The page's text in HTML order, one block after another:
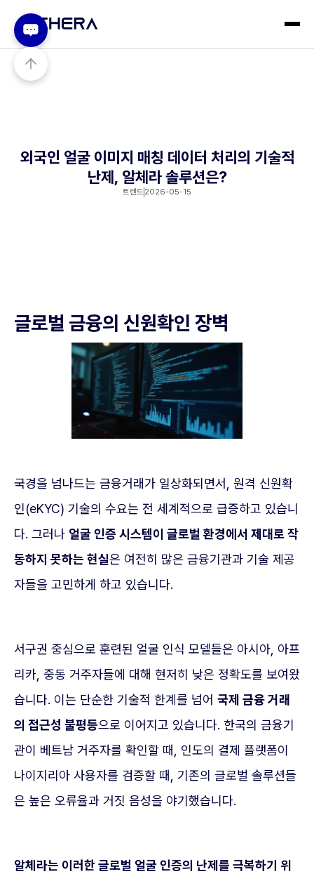
외국인 얼굴 이미지 매칭 데이터 처리의 기술적
난제, 알체라 솔루션은?
트렌드 2026-05-15
글로벌 금융의 신원확인 장벽
국경을 넘나드는 금융거래가 일상화되면서, 원격 신원확
인(eKYC) 기술의 수요는 전 세계적으로 급증하고 있습니
다. 그러나 얼굴 인증 시스템이 글로벌 환경에서 제대로 작
동하지 못하는 현실은 여전히 많은 금융기관과 기술 제공
자들을 고민하게 하고 있습니다.
서구권 중심으로 훈련된 얼굴 인식 모델들은 아시아, 아프
리카, 중동 거주자들에 대해 현저히 낮은 정확도를 보여왔
습니다. 이는 단순한 기술적 한계를 넘어 국제 금융 거래
의 접근성 불평등으로 이어지고 있습니다. 한국의 금융기
관이 베트남 거주자를 확인할 때, 인도의 결제 플랫폼이
나이지리아 사용자를 검증할 때, 기존의 글로벌 솔루션들
은 높은 오류율과 거짓 음성을 야기했습니다.
알체라는 이러한 글로벌 얼굴 인증의 난제를 극복하기 위